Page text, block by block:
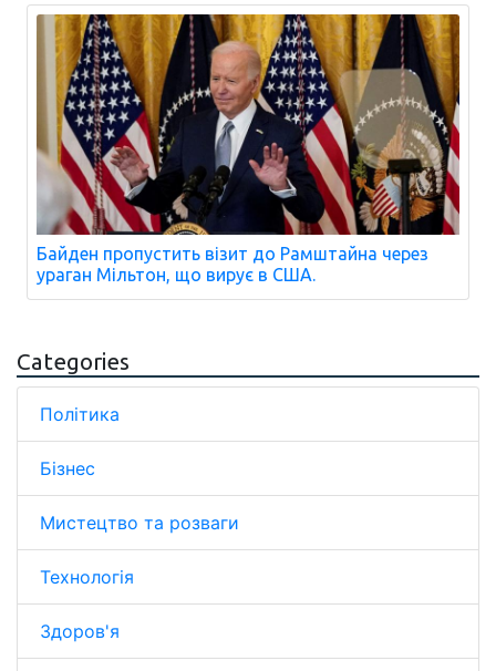
Байден пропустить візит до Рамштайна через
ураган Мільтон, що вирує в США.
Categories
Політика
Бізнес
Мистецтво та розваги
Технологія
Здоров'я